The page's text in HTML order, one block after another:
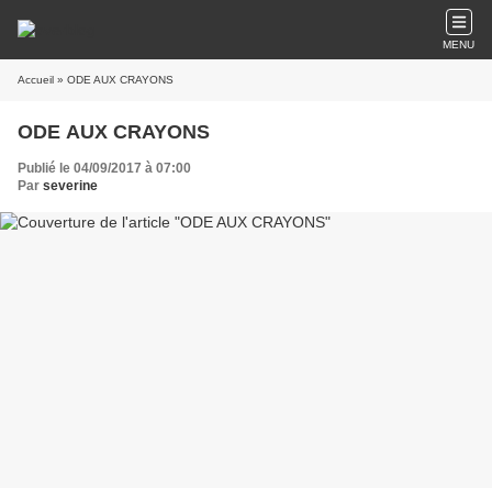
MENU
Accueil » ODE AUX CRAYONS
ODE AUX CRAYONS
Publié le 04/09/2017 à 07:00
Par severine